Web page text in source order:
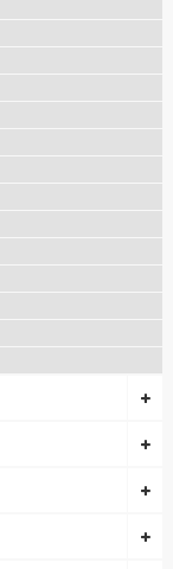
Гарантия